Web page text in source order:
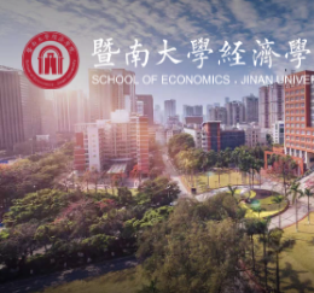
学院概况
新闻中心
师资队伍